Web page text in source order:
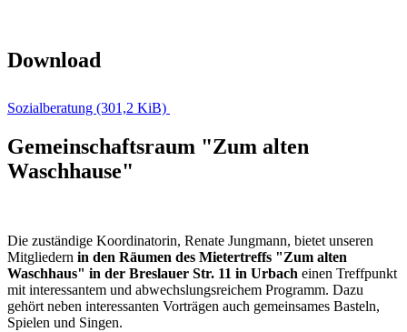
Download
Sozialberatung (301,2 KiB)
Gemeinschaftsraum "Zum alten
Waschhause"
Die zuständige Koordinatorin, Renate Jungmann, bietet unseren
Mitgliedern in den Räumen des Mietertreffs "Zum alten
Waschhaus" in der Breslauer Str. 11 in Urbach einen Treffpunkt
mit interessantem und abwechslungsreichem Programm. Dazu
gehört neben interessanten Vorträgen auch gemeinsames Basteln,
Spielen und Singen.